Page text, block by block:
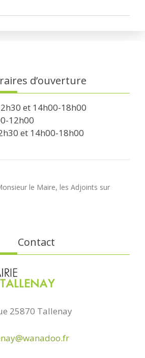
d’ouverture
et 14h00-18h00
12h00
et 14h00-18h00
le Maire, les Adjoints sur
Contact
25870 Tallenay